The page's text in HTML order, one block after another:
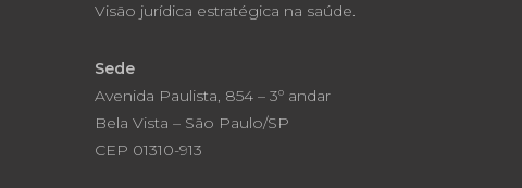
Visão jurídica estratégica na saúde.
Sede
Avenida Paulista, 854 – 3º andar
Bela Vista – São Paulo/SP
CEP 01310-913